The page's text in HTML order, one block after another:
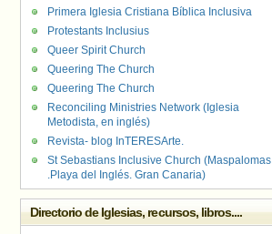
Primera Iglesia Cristiana Bíblica Inclusiva
Protestants Inclusius
Queer Spirit Church
Queering The Church
Queering The Church
Reconciling Ministries Network (Iglesia
Metodista, en inglés)
Revista- blog InTERESArte.
St Sebastians Inclusive Church (Maspalomas
.Playa del Inglés. Gran Canaria)
Directorio de Iglesias, recursos, libros....